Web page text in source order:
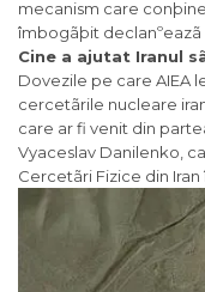
mecanism care
îmbogãþit declanºeazã
Cine a ajutat Iranul
Dovezile pe care AIEA
cercetãrile nucleare
care ar fi venit din
Vyaceslav Danilenko,
Cercetãri Fizice din Iran